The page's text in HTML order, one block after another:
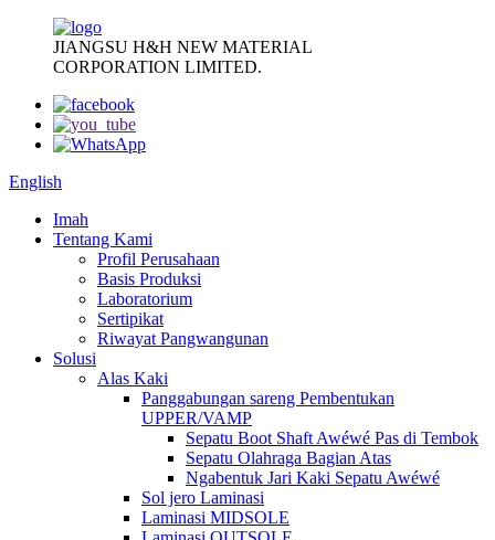
JIANGSU H&H NEW MATERIAL
CORPORATION LIMITED.
English
Imah
Tentang Kami
Profil Perusahaan
Basis Produksi
Laboratorium
Sertipikat
Riwayat Pangwangunan
Solusi
Alas Kaki
Panggabungan sareng Pembentukan
UPPER/VAMP
Sepatu Boot Shaft Awéwé Pas di Tembok
Sepatu Olahraga Bagian Atas
Ngabentuk Jari Kaki Sepatu Awéwé
Sol jero Laminasi
Laminasi MIDSOLE